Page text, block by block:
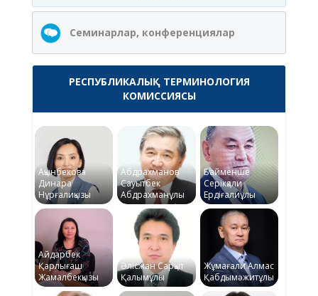
Семинарлар, конференциялар
РЕСПУБЛИКАЛЫҚ ТЕРМИНОЛОГИЯ
КОМИССИЯСЫ
Ақынбекова
Динара
Нұрғалиқызы
Абдрахманов
Сауытбек
Абдрахманұлы
Байменше
Серікқали
Ердіғалиұлы
Айдарбек
Қарлығаш
Жамалбекқызы
Әлісжан Сарқыт
Қалымұлы
Жұмағали Алмас
Қабдымәжитұлы